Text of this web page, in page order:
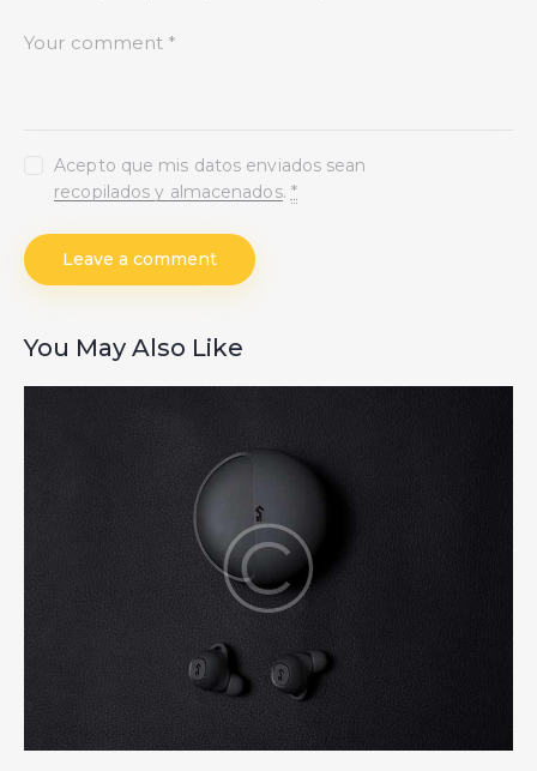
Acepto que mis datos enviados sean
recopilados y almacenados. *
You May Also Like